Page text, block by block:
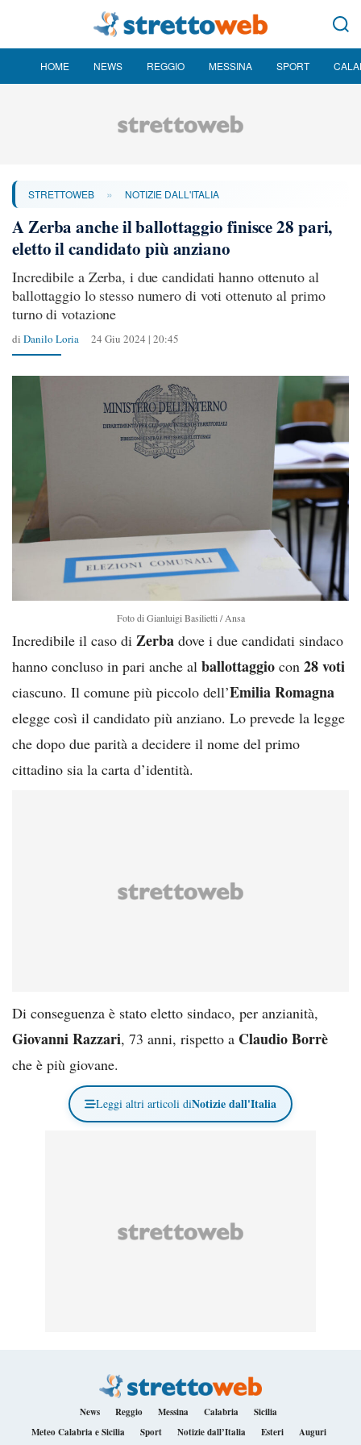
HOME NEWS REGGIO MESSINA SPORT
STRETTOWEB » NOTIZIE DALL'ITALIA
A Zerba anche il ballottaggio finisce 28 pari,
eletto il candidato più anziano
Incredibile a Zerba, i due candidati hanno ottenuto al
ballottaggio lo stesso numero di voti ottenuto al primo
turno di votazione
di Danilo Loria 24 Giu 2024 | 20:45
Foto di Gianluigi Basilietti / Ansa
Incredibile il caso di Zerba dove i due candidati sindaco
hanno concluso in pari anche al ballottaggio con 28 voti
ciascuno. Il comune più piccolo dell’Emilia Romagna
elegge così il candidato più anziano. Lo prevede la legge
che dopo due parità a decidere il nome del primo
cittadino sia la carta d’identità.
Di conseguenza è stato eletto sindaco, per anzianità,
Giovanni Razzari, 73 anni, rispetto a Claudio Borrè
che è più giovane.
Leggi altri articoli diNotizie dall'Italia
News Reggio Messina Calabria
Sicilia
Meteo Calabria e Sicilia
Sport Notizie dall’Italia Esteri Auguri